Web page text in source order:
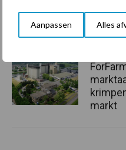
Aanpassen Alles
voor
markt